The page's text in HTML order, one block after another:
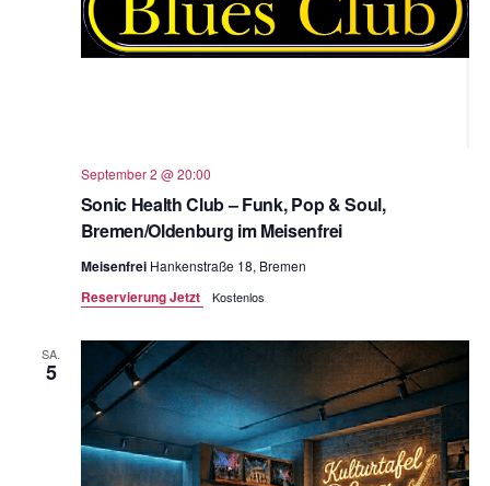
Sonic Health Club – Funk, Pop & Soul,
Bremen/Oldenburg im Meisenfrei
September 2 @ 20:00
Meisenfrei Hankenstraße 18, Bremen
Reservierung Jetzt Kostenlos
SA.
5